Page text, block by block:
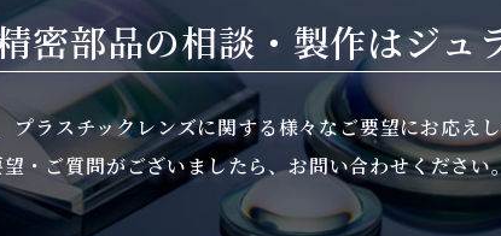
密部品の相談・製作はジュ
プラスチックレンズに関する様々なご要望にお応えし
・ご質問がございましたら、お問い合わせください